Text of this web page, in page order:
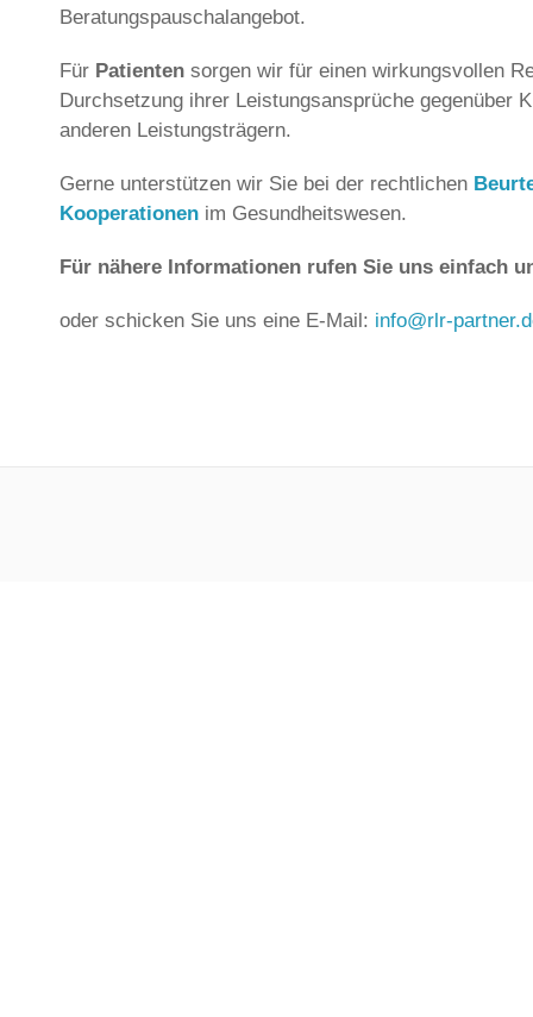
Beratungspauschalangebot.
Für Patienten sorgen wir für einen wirkungsvollen
Durchsetzung ihrer Leistungsansprüche gegenüber
anderen Leistungsträgern.
Gerne unterstützen wir Sie bei der rechtlichen
Kooperationen im Gesundheitswesen.
Für nähere Informationen rufen Sie uns einfach
oder schicken Sie uns eine E-Mail: info@rlr-